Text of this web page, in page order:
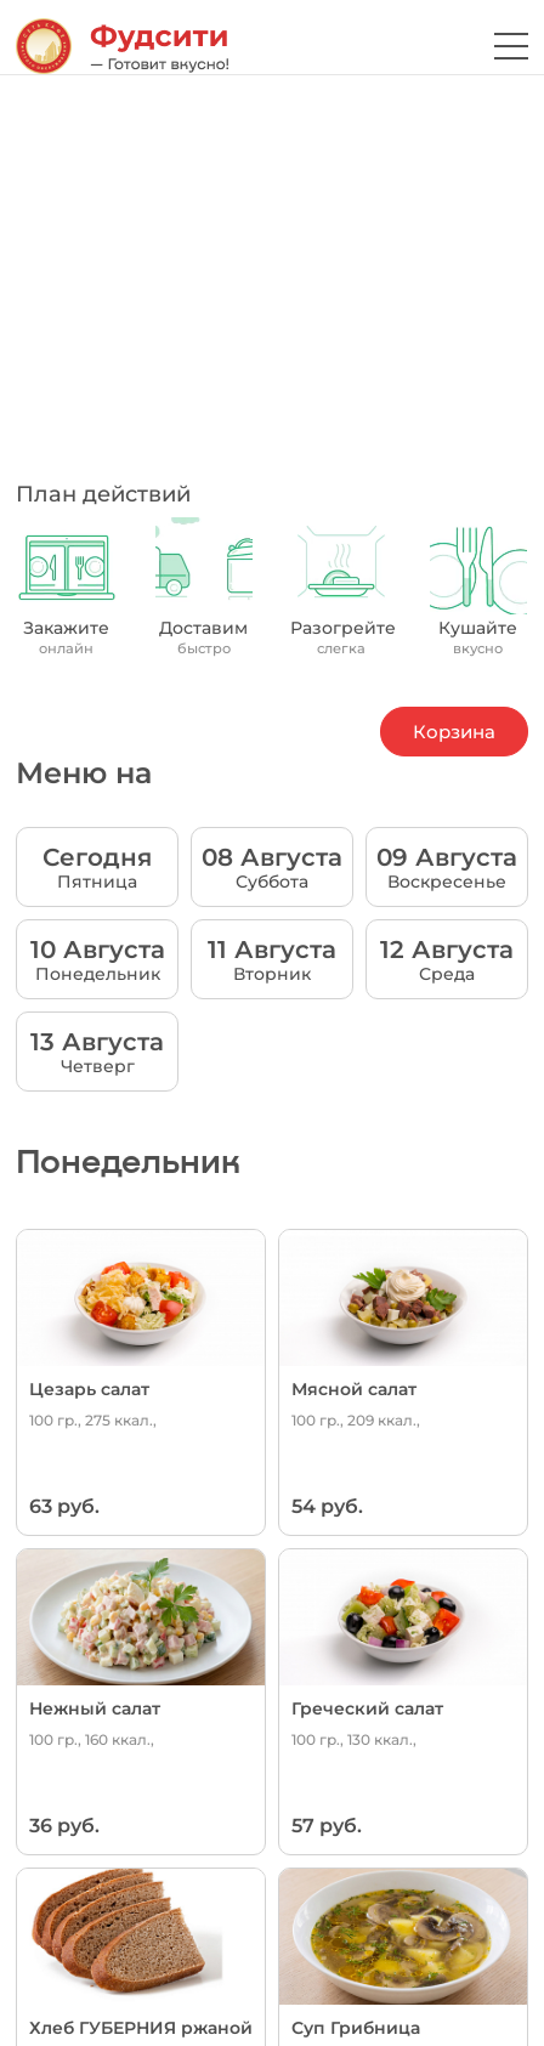
План действий
Закажите
онлайн
Доставим
быстро
Разогрейте
слегка
Кушайте
вкусно
Меню на
Сегодня
Пятница
08 Августа
Суббота
09 Августа
Воскресенье
10 Августа
Понедельник
11 Августа
Вторник
12 Августа
Среда
13 Августа
Четверг
Понедельник
Цезарь салат
100 гр., 275 ккал.,
63 руб.
Мясной салат
100 гр., 209 ккал.,
54 руб.
Нежный салат
100 гр., 160 ккал.,
36 руб.
Греческий салат
100 гр., 130 ккал.,
57 руб.
Хлеб ГУБЕРНИЯ ржаной
Суп Грибница
Корзина